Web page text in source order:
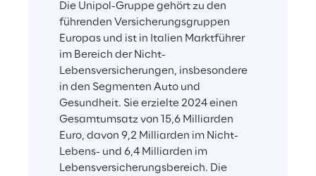
Die Unipol-Gruppe gehört zu den
führenden Versicherungsgruppen
Europas und ist in Italien Marktführer
im Bereich der Nicht-
Lebensversicherungen, insbesondere
in den Segmenten Auto und
Gesundheit. Sie erzielte 2024 einen
Gesamtumsatz von 15,6 Milliarden
Euro, davon 9,2 Milliarden im Nicht-
Lebens- und 6,4 Milliarden im
Lebensversicherungsbereich. Die